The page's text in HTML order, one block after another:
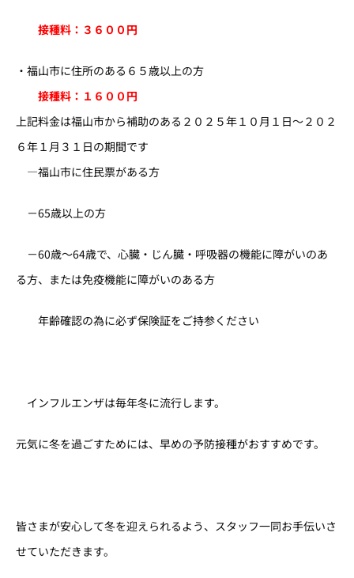
接種料：３６００円
・福山市に住所のある６５歳以上の方
接種料：１６００円
上記料金は福山市から補助のある２０２５年１０月１日～２０２
６年１月３１日の期間です
―福山市に住民票がある方
－65歳以上の方
－60歳～64歳で、心臓・じん臓・呼吸器の機能に障がいのあ
る方、または免疫機能に障がいのある方
年齢確認の為に必ず保険証をご持参ください
インフルエンザは毎年冬に流行します。
元気に冬を過ごすためには、早めの予防接種がおすすめです。
皆さまが安心して冬を迎えられるよう、スタッフ一同お手伝いさ
せていただきます。